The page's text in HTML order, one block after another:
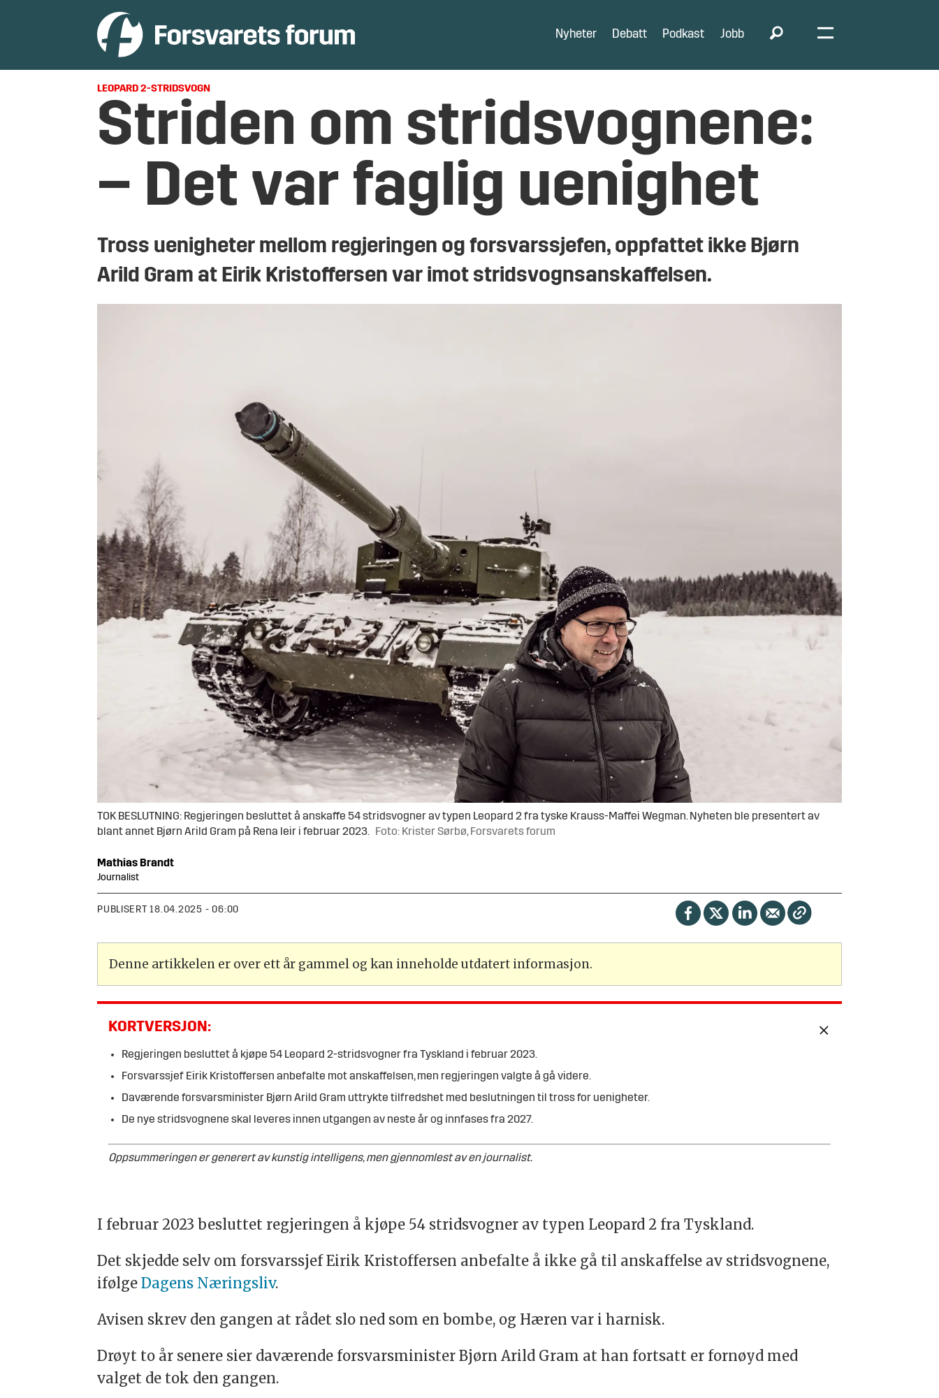
Nyheter Debatt Podkast Jobb
LEOPARD 2-STRIDSVOGN
Striden om stridsvognene:
– Det var faglig uenighet
Tross uenigheter mellom regjeringen og forsvarssjefen, oppfattet ikke Bjørn
Arild Gram at Eirik Kristoffersen var imot stridsvognsanskaffelsen.
TOK BESLUTNING: Regjeringen besluttet å anskaffe 54 stridsvogner av typen Leopard 2 fra tyske Krauss-Maffei Wegman. Nyheten ble presentert av
blant annet Bjørn Arild Gram på Rena leir i februar 2023.
Foto: Krister Sørbø, Forsvarets forum
Mathias Brandt
Journalist
PUBLISERT 18.04.2025 - 06:00
Denne artikkelen er over ett år gammel og kan inneholde utdatert informasjon.
KORTVERSJON:
Regjeringen besluttet å kjøpe 54 Leopard 2-stridsvogner fra Tyskland i februar 2023.
Forsvarssjef Eirik Kristoffersen anbefalte mot anskaffelsen, men regjeringen valgte å gå videre.
Daværende forsvarsminister Bjørn Arild Gram uttrykte tilfredshet med beslutningen til tross for uenigheter.
De nye stridsvognene skal leveres innen utgangen av neste år og innfases fra 2027.
Oppsummeringen er generert av kunstig intelligens, men gjennomlest av en journalist.
I februar 2023 besluttet regjeringen å kjøpe 54 stridsvogner av typen Leopard 2 fra Tyskland.
Det skjedde selv om forsvarssjef Eirik Kristoffersen anbefalte å ikke gå til anskaffelse av stridsvognene,
ifølgeDagens Næringsliv.
Avisen skrev den gangen at rådet slo ned som en bombe, og Hæren var i harnisk.
Drøyt to år senere sier daværende forsvarsminister Bjørn Arild Gram at han fortsatt er fornøyd med
valget de tok den gangen.